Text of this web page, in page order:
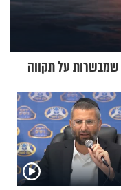
על תקווה